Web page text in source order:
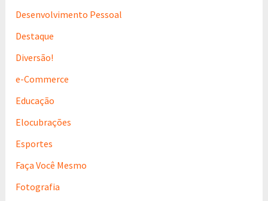
Desenvolvimento Pessoal
Destaque
Diversão!
e-Commerce
Educação
Elocubrações
Esportes
Faça Você Mesmo
Fotografia